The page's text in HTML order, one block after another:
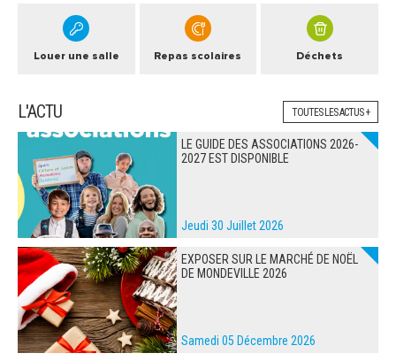
Louer une salle Repas scolaires Déchets
L'ACTU TOUTES LES ACTUS +
LE GUIDE DES ASSOCIATIONS 2026-
2027 EST DISPONIBLE
Jeudi 30 Juillet 2026
EXPOSER SUR LE MARCHÉ DE NOËL
DE MONDEVILLE 2026
Samedi 05 Décembre 2026